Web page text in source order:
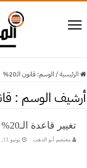
الرئيسية/ الوسم: قانون الـ20%
أرشيف الوسم :
تغيير قاعدة الـ20% في إعلانات الفيس بوك
معتصم أبو الذهب يونيو 11, 2016